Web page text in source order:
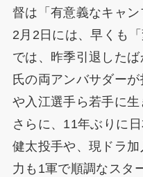
督は「有意義なキャン
2月2日には、早くも
では、昨季引退した
氏の両アンバサダー
や入江選手ら若手に生
さらに、11年ぶりに
健太投手や、現ドラ
力も1軍で順調なスタ